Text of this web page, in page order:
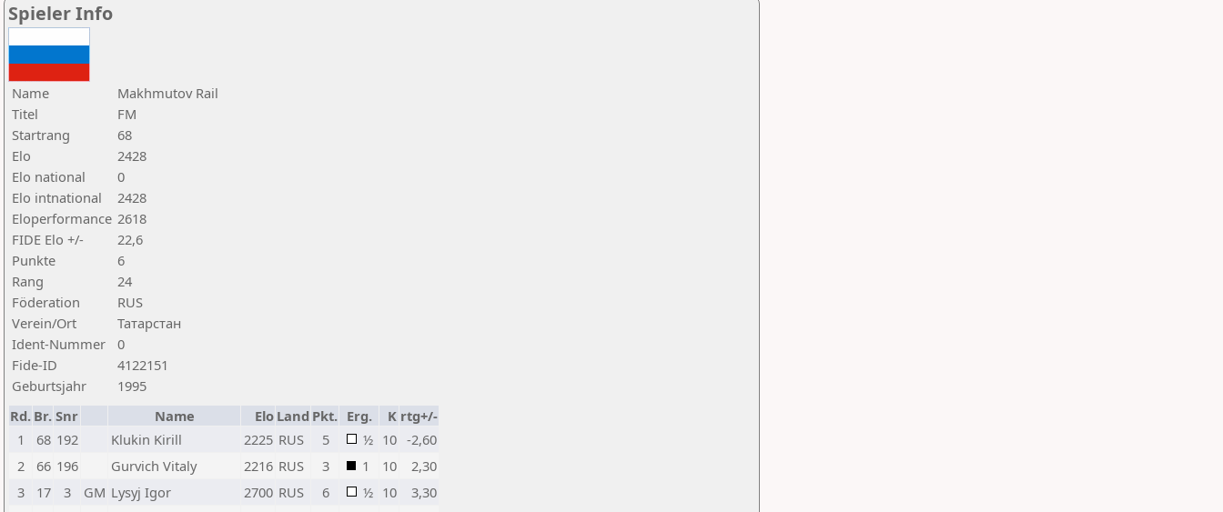
Spieler Info
Name
Makhmutov Rail
Titel
FM
Startrang
68
Elo
2428
Elo national
0
Elo intnational
2428
Eloperformance 2618
FIDE Elo +/-
22,6
Punkte
6
Rang
24
Föderation
RUS
Verein/Ort
Татарстан
Ident-Nummer
0
Fide-ID
4122151
Geburtsjahr
1995
Rd. Br. Snr Name Elo Land Pkt. Erg. K rtg+/-
1
68 192 Klukin Kirill 2225 RUS 5 ½ 10 -2,60
2
66 196 Gurvich Vitaly 2216 RUS 3 1 10
2,30
3
17 3 GM Lysyj Igor 2700 RUS 6 ½ 10
3,30